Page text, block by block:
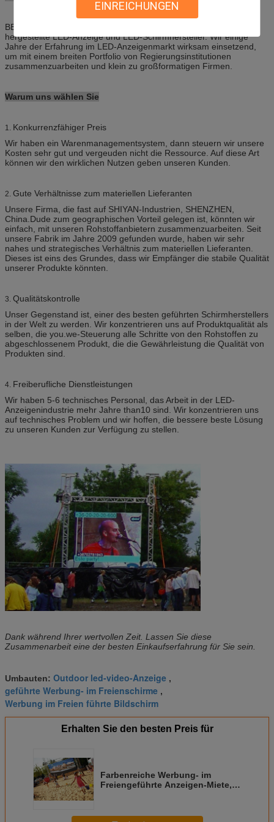
EINREICHUNGEN
BETRUG SHENZHENS KAILITE OPTELECTRONIC., Ltd. ist eine
hergestellte LED-Anzeige und LED-Schirmhersteller. Wir einige
Jahre der Erfahrung im LED-Anzeigenmarkt wirksam einsetzend,
um mit einem breiten Portfolio von Regierungsinstitutionen
zusammenzuarbeiten und klein zu großformatigen Firmen.
Warum uns wählen Sie
1. Konkurrenzfähiger Preis
Wir haben ein Warenmanagementsystem, dann steuern wir unsere
Kosten sehr gut und vergeuden nicht die Ressource. Auf diese Art
können wir den wirklichen Nutzen geben unseren Kunden.
2. Gute Verhältnisse zum materiellen Lieferanten
Unsere Firma, die fast auf SHIYAN-Industrien, SHENZHEN,
China.Dude zum geographischen Vorteil gelegen ist, könnten wir
einfach, mit unseren Rohstoffanbietern zusammenzuarbeiten. Seit
unsere Fabrik im Jahre 2009 gefunden wurde, haben wir sehr
nahes und strategisches Verhältnis zum materiellen Lieferanten.
Dieses ist eins des Grundes, dass wir Empfänger die stabile Qualität
unserer Produkte könnten.
3. Qualitätskontrolle
Unser Gegenstand ist, einer des besten geführten Schirmherstellers
in der Welt zu werden. Wir konzentrieren uns auf Produktqualität als
selben, die you.we-Steuerung alle Schritte von den Rohstoffen zu
abgeschlossenem Produkt, die die Gewährleistung die Qualität von
Produkten sind.
4. Freiberufliche Dienstleistungen
Wir haben 5-6 technisches Personal, das Arbeit in der LED-
Anzeigenindustrie mehr Jahre than10 sind. Wir konzentrieren uns
auf technisches Problem und wir hoffen, die bessere beste Lösung
zu unseren Kunden zur Verfügung zu stellen.
Dank während Ihrer wertvollen Zeit. Lassen Sie diese
Zusammenarbeit eine der besten Einkaufserfahrung für Sie sein.
Umbauten: Outdoor led-video-Anzeige ,
geführte Werbung- im Freienschirme ,
Werbung im Freien führte Bildschirm
Erhalten Sie den besten Preis für
Farbenreiche Werbung- im
Freiengeführte Anzeigen-Miete,